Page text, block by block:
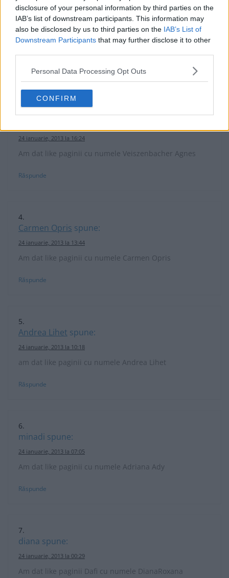
disclosure of your personal information by third parties on the
IAB’s list of downstream participants. This information may
also be disclosed by us to third parties on the IAB’s List of
Downstream Participants that may further disclose it to other
Personal Data Processing Opt Outs
CONFIRM
Claudia Lunguspune:
25 ianuarie, 2013 la 08:10
Răspunde
24 ianuarie, 2013 la 16:24
Am dat like paginii cu numele Veiszenbacher Agnes
Răspunde
Carmen Opris spune:
24 ianuarie, 2013 la 13:44
Am dat like paginii cu numele Carmen Opris
Răspunde
Andrea Lihet spune:
24 ianuarie, 2013 la 10:18
am dat like paginii cu numele Andrea Lihet
Răspunde
minadi spune:
24 ianuarie, 2013 la 07:05
Am dat like paginii cu numele Adriana Ady
Răspunde
diana spune:
24 ianuarie, 2013 la 00:29
Am dat like paginii Dafi cu numele DianaRoxana